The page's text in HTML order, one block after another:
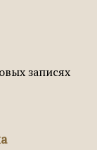
записях